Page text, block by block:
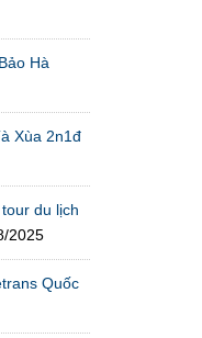
Hà
Xùa 2n1đ
du lịch
2025
Quốc